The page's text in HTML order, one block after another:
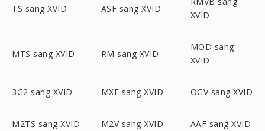
TS sang XVID ASF sang XVID
XVID
MTS sang XVID RM sang XVID
MOD sang
XVID
3G2 sang XVID MXF sang XVID OGV sang XVID
M2TS sang XVID M2V sang XVID AAF sang XVID